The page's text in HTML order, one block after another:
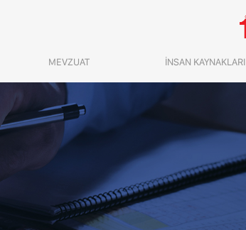
MEVZUAT İNSAN KAYNAKLARI